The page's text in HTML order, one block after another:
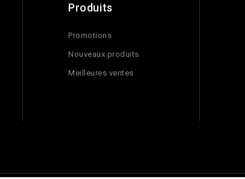
Produits
Promotions
Nouveaux produits
Meilleures ventes